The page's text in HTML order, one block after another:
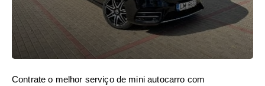
Contrate o melhor serviço de mini autocarro com